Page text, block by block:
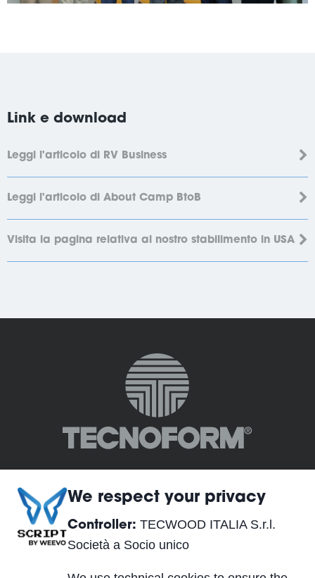
Link e download
Leggi l'articolo di RV Business
Leggi l'articolo di About Camp BtoB
Visita la pagina relativa al nostro stabilimento in USA
TECWOOD ITALIA S.r.l. Società a Socio unico
We respect your privacy
Controller: TECWOOD ITALIA S.r.l.
Società a Socio unico